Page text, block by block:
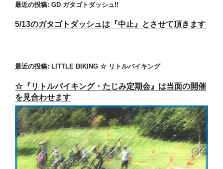
最近の投稿: GD ガタゴトダッシュ!!
5/13のガタゴトダッシュは『中止』とさせて頂きます
最近の投稿: LITTLE BIKING ☆ リトルバイキング
☆『リトルバイキング・たじみ定期会』は当面の開催
を見合わせます